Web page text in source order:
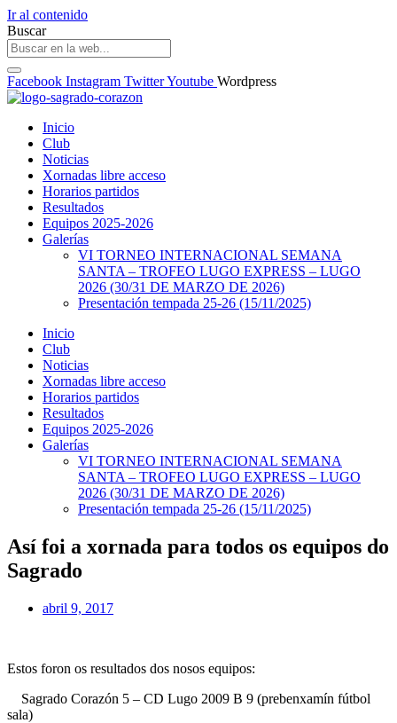
Ir al contenido
Buscar
Facebook Instagram TwitterYoutube Wordpress
Inicio
Club
Noticias
Xornadas libre acceso
Horarios partidos
Resultados
Equipos 2025-2026
Galerías
VI TORNEO INTERNACIONAL SEMANA
SANTA – TROFEO LUGO EXPRESS – LUGO
2026 (30/31 DE MARZO DE 2026)
Presentación tempada 25-26 (15/11/2025)
Inicio
Club
Noticias
Xornadas libre acceso
Horarios partidos
Resultados
Equipos 2025-2026
Galerías
VI TORNEO INTERNACIONAL SEMANA
SANTA – TROFEO LUGO EXPRESS – LUGO
2026 (30/31 DE MARZO DE 2026)
Presentación tempada 25-26 (15/11/2025)
Así foi a xornada para todos os equipos do
Sagrado
abril 9, 2017
Estos foron os resultados dos nosos equipos:
Sagrado Corazón 5 – CD Lugo 2009 B 9 (prebenxamín fútbol
sala)